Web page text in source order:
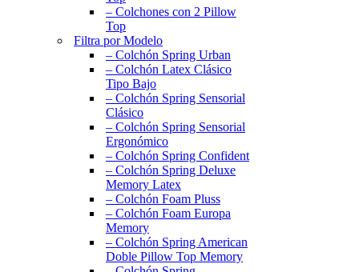
– Colchones con 2 Pillow
Top
Filtra por Modelo
– Colchón Spring Urban
– Colchón Latex Clásico
Tipo Bajo
– Colchón Spring Sensorial
Clásico
– Colchón Spring Sensorial
Ergonómico
– Colchón Spring Confident
– Colchón Spring Deluxe
Memory Latex
– Colchón Foam Pluss
– Colchón Foam Europa
Memory
– Colchón Spring American
Doble Pillow Top Memory